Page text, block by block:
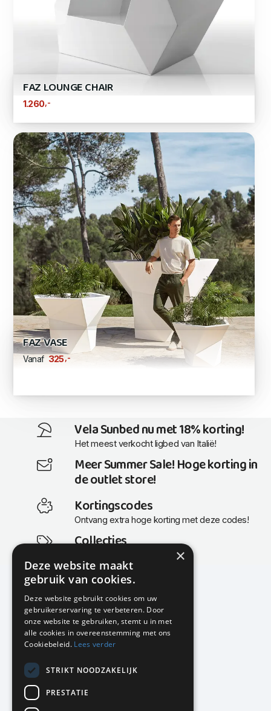
FAZ LOUNGE CHAIR
1.260,-
FAZ VASE
Vanaf 325,-
Vela Sunbed nu met 18% korting!
Het meest verkocht ligbed van Italië!
Meer Summer Sale! Hoge korting in
de outlet store!
Kortingscodes
Ontvang extra hoge korting met deze codes!
Collecties
Actuele en populaire collecties
KMP Kantoormeubilair
Airport Business Park
Frankfurtstraat 29-31
1175 RH Lijnden
020-617 01 26
info@kmpkantoormeubilair.nl
×
Deze website maakt
gebruik van cookies.
Deze website gebruikt cookies om uw
gebruikerservaring te verbeteren. Door
onze website te gebruiken, stemt u in met
alle cookies in overeenstemming met ons
Cookiebeleid. Lees verder
STRIKT NOODZAKELIJK
PRESTATIE